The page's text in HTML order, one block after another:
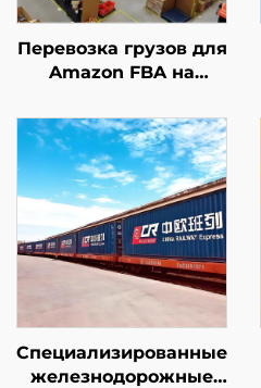
Перевозка грузов для
Amazon FBA на
Специализированные
железнодорожные